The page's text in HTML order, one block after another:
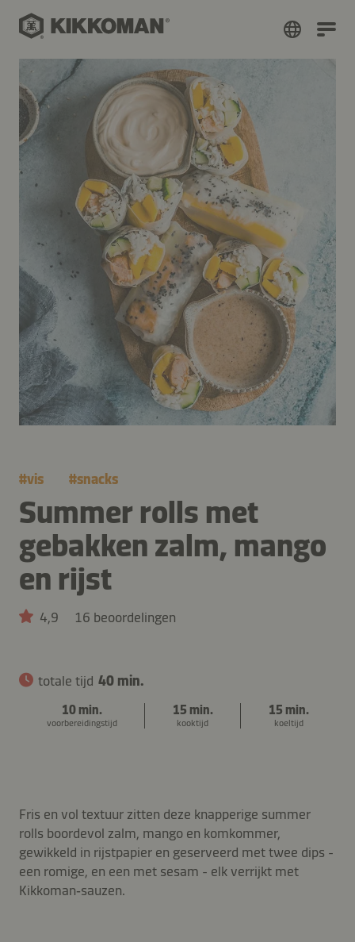
#vis #snacks
Summer rolls met
gebakken zalm, mango
en rijst
4,9 16 beoordelingen
totale tijd 40 min.
10 min.
voorbereidingstijd
15 min.
kooktijd
15 min.
koeltijd
Fris en vol textuur zitten deze knapperige summer
rolls boordevol zalm, mango en komkommer,
gewikkeld in rijstpapier en geserveerd met twee dips -
een romige, en een met sesam - elk verrijkt met
Kikkoman‑sauzen.